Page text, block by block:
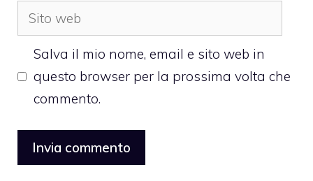
Sito
web
Salva il mio nome, email e sito web in
questo browser per la prossima volta che
commento.